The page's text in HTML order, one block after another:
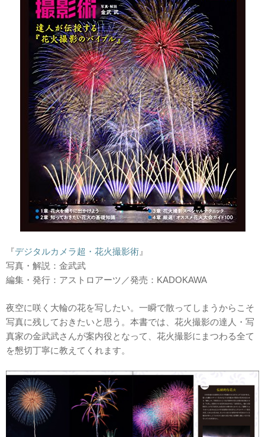
『デジタルカメラ超・花火撮影術 』
写真・解説：金武武
編集・発行：アストロアーツ／発売：KADOKAWA
夜空に咲く大輪の花を写したい。一瞬で散ってしまうからこそ
写真に残しておきたいと思う。本書では、花火撮影の達人・写
真家の金武武さんが案内役となって、花火撮影にまつわる全て
を懇切丁寧に教えてくれます。